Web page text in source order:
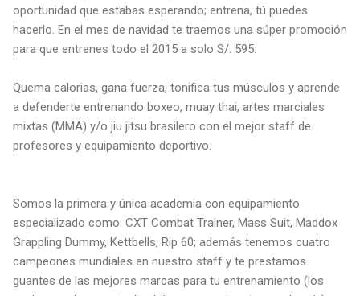
oportunidad que estabas esperando; entrena, tú puedes
hacerlo. En el mes de navidad te traemos una súper promoción
para que entrenes todo el 2015 a solo S/. 595.
Quema calorias, gana fuerza, tonifica tus músculos y aprende
a defenderte entrenando boxeo, muay thai, artes marciales
mixtas (MMA) y/o jiu jitsu brasilero con el mejor staff de
profesores y equipamiento deportivo.
Somos la primera y única academia con equipamiento
especializado como: CXT Combat Trainer, Mass Suit, Maddox
Grappling Dummy, Kettbells, Rip 60; además tenemos cuatro
campeones mundiales en nuestro staff y te prestamos
guantes de las mejores marcas para tu entrenamiento (los